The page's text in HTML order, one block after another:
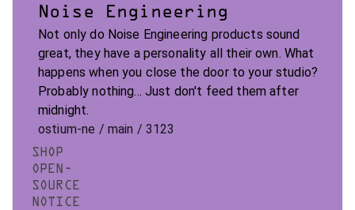
Noise Engineering
Not only do Noise Engineering products sound
great, they have a personality all their own. What
happens when you close the door to your studio?
Probably nothing... Just don't feed them after
midnight.
ostium-ne / main / 3123
SHOP
OPEN-
SOURCE
NOTICE